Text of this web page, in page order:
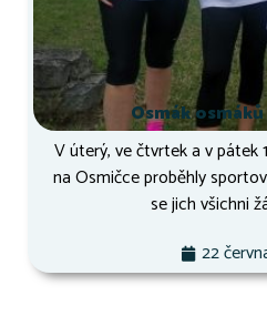
Osmák
V úterý, ve čtvrtek a v pátek
na Osmičce proběhly
se jich všichni
22